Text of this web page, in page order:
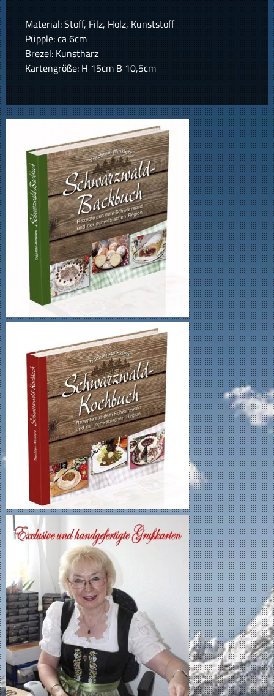
Material: Stoff, Filz, Holz, Kunststoff
Püpple: ca 6cm
Brezel: Kunstharz
Kartengröße: H 15cm B 10,5cm